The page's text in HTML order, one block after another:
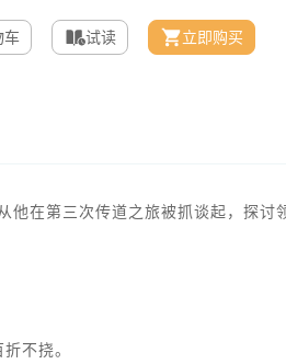
车 试读 立即购买
在第三次传道之旅被抓谈起，探
不挠。